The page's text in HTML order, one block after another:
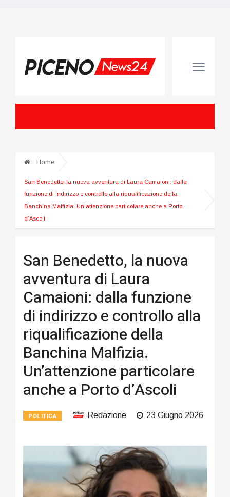
Home
San Benedetto, la nuova avventura di Laura Camaioni: dalla
funzione di indirizzo e controllo alla riqualificazione della
Banchina Malfizia. Un’attenzione particolare anche a Porto
d’Ascoli
San Benedetto, la nuova
avventura di Laura
Camaioni: dalla funzione
di indirizzo e controllo alla
riqualificazione della
Banchina Malfizia.
Un’attenzione particolare
anche a Porto d’Ascoli
POLITICA Redazione 23 Giugno 2026